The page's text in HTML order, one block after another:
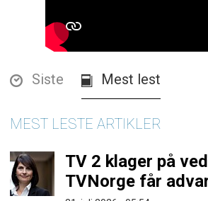
Siste Mest lest
MEST LESTE ARTIKLER
TV 2 klager på
TVNorge får